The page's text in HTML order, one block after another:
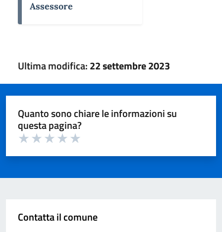
Assessore
Ultima modifica:22 settembre 2023
Quanto sono chiare le informazioni su
questa pagina?
Contatta il comune